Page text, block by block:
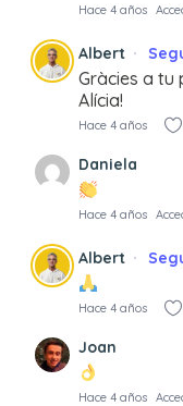
Hace 4 años
Albert
Gràcies a tu
Alícia!
Hace 4 años
Daniela
Hace 4 años
Albert
Hace 4 años
Joan
Hace 4 años